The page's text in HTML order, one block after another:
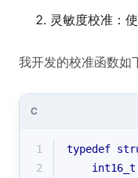
灵敏度校准：
我开发的校准函数如
C
1 typedef
2
int16_t